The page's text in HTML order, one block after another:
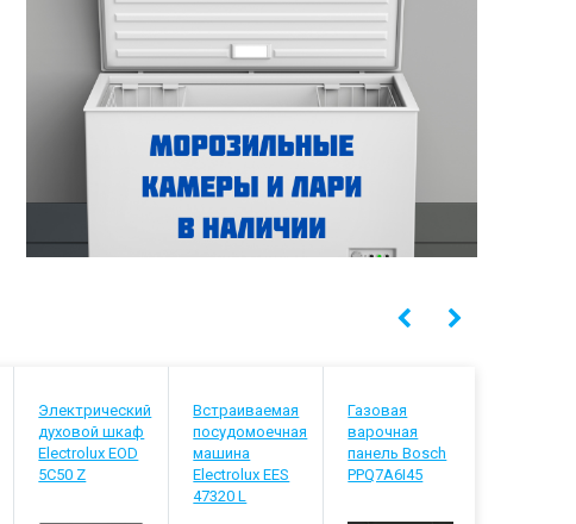
Электрический
духовой шкаф
Electrolux EOD
5C50 Z
Встраиваемая
посудомоечная
машина
Electrolux EES
47320 L
Газовая
варочная
панель Bosch
PPQ7A6I45